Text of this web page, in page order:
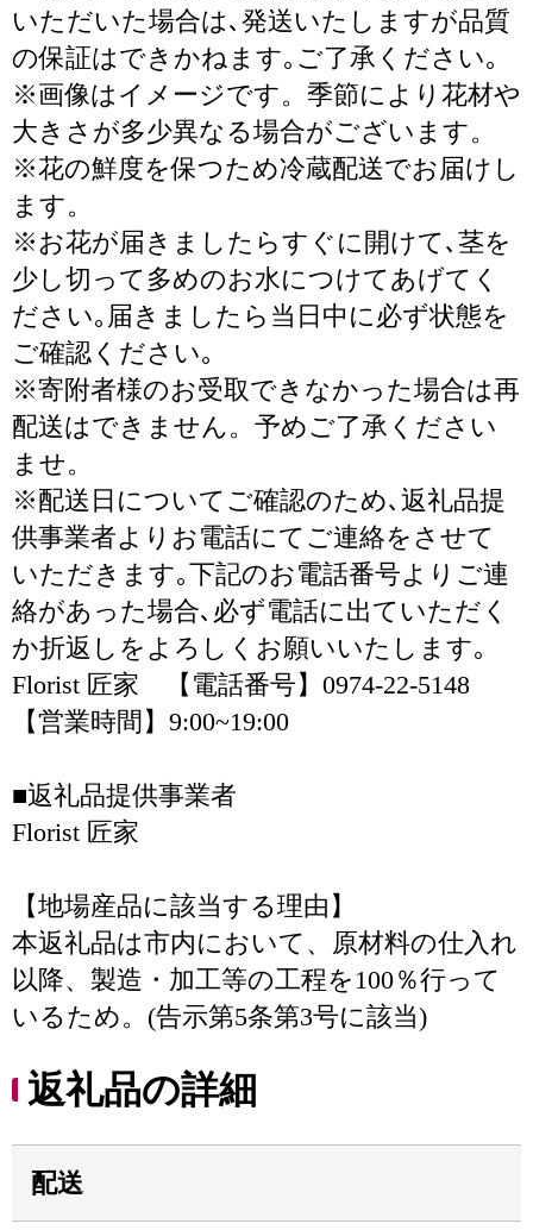
いただいた場合は､発送いたしますが品質
の保証はできかねます｡ご了承ください｡
※画像はイメージです。季節により花材や
大きさが多少異なる場合がございます。
※花の鮮度を保つため冷蔵配送でお届けし
ます。
※お花が届きましたらすぐに開けて､茎を
少し切って多めのお水につけてあげてく
ださい｡届きましたら当日中に必ず状態を
ご確認ください｡
※寄附者様のお受取できなかった場合は再
配送はできません。予めご了承ください
ませ。
※配送日についてご確認のため､返礼品提
供事業者よりお電話にてご連絡をさせて
いただきます｡下記のお電話番号よりご連
絡があった場合､必ず電話に出ていただく
か折返しをよろしくお願いいたします｡
Florist 匠家 【電話番号】0974-22-5148
【営業時間】9:00~19:00
■返礼品提供事業者
Florist 匠家
【地場産品に該当する理由】
本返礼品は市内において、原材料の仕入れ
以降、製造・加工等の工程を100％行って
いるため。(告示第5条第3号に該当)
返礼品の詳細
配送